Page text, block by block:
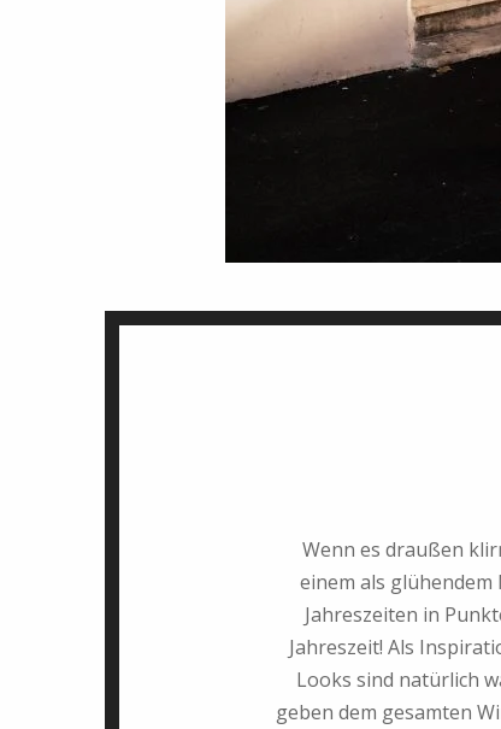
Wenn es draußen
einem als
Jahreszeiten in
Jahreszeit! Als
Looks sind natürlich
geben dem gesamten